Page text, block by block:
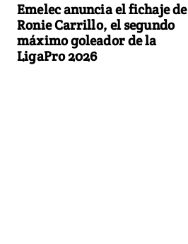
Emelec anuncia el fichaje de
Ronie Carrillo, el segundo
máximo goleador de la
LigaPro 2026